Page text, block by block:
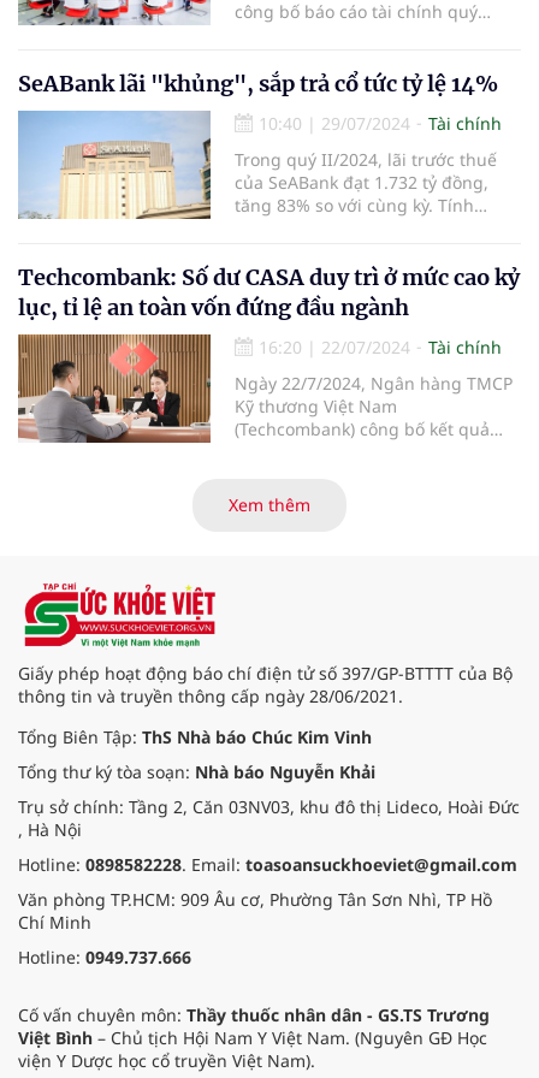
công bố báo cáo tài chính quý
tăng 48,9% so với cùng kỳ. Các chỉ
tiêu hiệu quả và an toàn hoạt động
tiếp tục được nâng cao, khẳng
định hướng đi đúng của chiến
lược phát triển bền vững.
SeABank lãi "khủng", sắp trả cổ tức tỷ lệ 14%
10:40 | 29/07/2024
Tài chính
Trong quý II/2024, lãi trước thuế
của SeABank đạt 1.732 tỷ đồng,
tăng 83% so với cùng kỳ. Tính
61%. Ngoài ra, ngân hàng này
cũng chuẩn bị trả cổ tức cho cổ
đông tỷ lệ gần 14%.
Techcombank: Số dư CASA duy trì ở mức cao kỷ
lục, tỉ lệ an toàn vốn đứng đầu ngành
16:20 | 22/07/2024
Tài chính
Ngày 22/7/2024, Ngân hàng TMCP
Kỹ thương Việt Nam
(Techcombank) công bố kết quả
hạng mục kinh doanh cốt lõi, với
tổng thu nhập hoạt động và lợi
hàng tốt nhất Việt Nam” từ 3 tổ
chức uy tín hàng đầu thế giới là
Euromoney, FinanceAsia và Global
Finance.
Xem thêm
Giấy phép hoạt động báo chí điện tử số 397/GP-BTTTT của Bộ
thông tin và truyền thông cấp ngày 28/06/2021.
Tổng Biên Tập: ThS Nhà báo Chúc Kim Vinh
Tổng thư ký tòa soạn: Nhà báo Nguyễn Khải
Trụ sở chính: Tầng 2, Căn 03NV03, khu đô thị Lideco, Hoài Đức
, Hà Nội
Hotline: 0898582228. Email: toasoansuckhoeviet@gmail.com
Văn phòng TP.HCM: 909 Âu cơ, Phường Tân Sơn Nhì, TP Hồ
Chí Minh
Hotline: 0949.737.666
Cố vấn chuyên môn: Thầy thuốc nhân dân - GS.TS Trương
Việt Bình – Chủ tịch Hội Nam Y Việt Nam. (Nguyên GĐ Học
viện Y Dược học cổ truyền Việt Nam).